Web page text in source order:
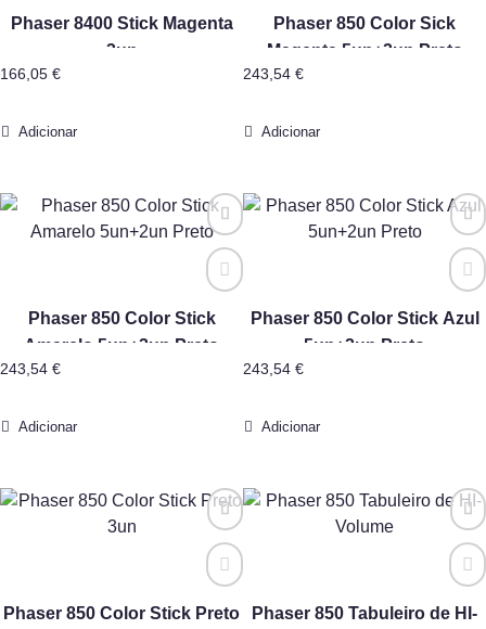
Phaser 8400 Stick Magenta
3un
166,05 €
Adicionar
Phaser 850 Color Sick
Magenta 5un+2un Preto
243,54 €
Adicionar
Phaser 850 Color Stick
Amarelo 5un+2un Preto
243,54 €
Adicionar
Phaser 850 Color Stick Azul
5un+2un Preto
243,54 €
Adicionar
Phaser 850 Color Stick Preto
Phaser 850 Tabuleiro de HI-